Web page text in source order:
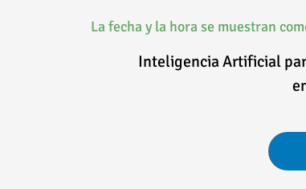
La fecha y la hora se muestran
Inteligencia Artificial